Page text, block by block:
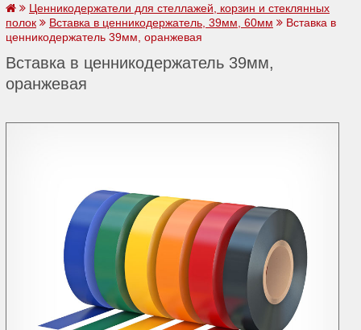
Ценникодержатели для стеллажей, корзин и стеклянных
полок
Вставка в ценникодержатель, 39мм, 60мм
Вставка в
ценникодержатель 39мм, оранжевая
Вставка в ценникодержатель 39мм,
оранжевая